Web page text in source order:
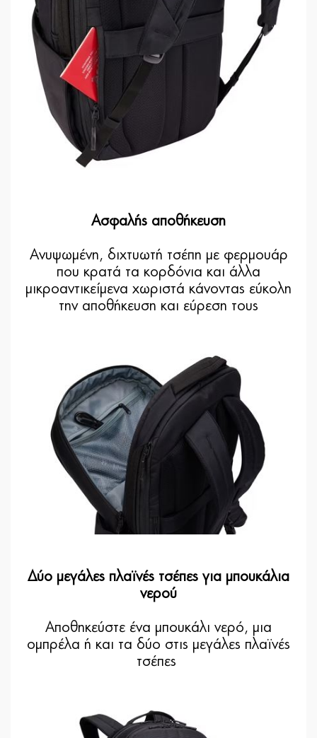
Ασφαλής αποθήκευση
Ανυψωμένη, διχτυωτή τσέπη με φερμουάρ
που κρατά τα κορδόνια και άλλα
μικροαντικείμενα χωριστά κάνοντας εύκολη
την αποθήκευση και εύρεση τους
Δύο μεγάλες πλαϊνές τσέπες για μπουκάλια
νερού
Αποθηκεύστε ένα μπουκάλι νερό, μια
ομπρέλα ή και τα δύο στις μεγάλες πλαϊνές
τσέπες